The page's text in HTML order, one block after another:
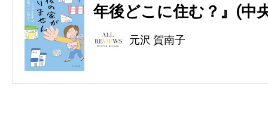
年後どこに住む？』(中
元沢 賀南子